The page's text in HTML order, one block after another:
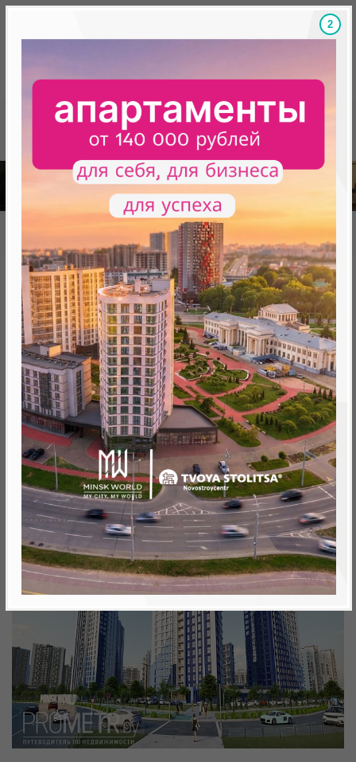
Скидки на новостройки, бонусы Готовые
База новостроек Минска «Минск Мир»
27.3 "Hyde Park", квартал "Счастливая планета"
27.3 "Hyde Park", квартал
"Счастливая планета"
нет в продаже
Минск, Октябрьский, ул. Игоря Лученка 2
метро «Ковальская Слобода», 566 м
Объект реализован
1